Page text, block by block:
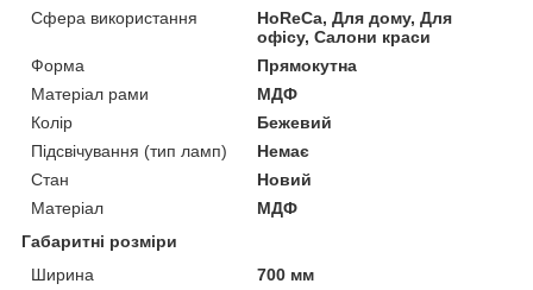
Сфера використання
HoReCa, Для дому, Для
офісу, Салони краси
Форма
Прямокутна
Матеріал рами
МДФ
Колір
Бежевий
Підсвічування (тип ламп)
Немає
Стан
Новий
Матеріал
МДФ
Габаритні розміри
Ширина
700 мм